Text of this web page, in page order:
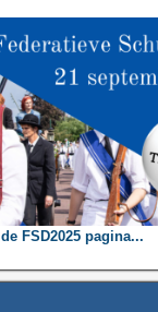
FSD2025 pagina...